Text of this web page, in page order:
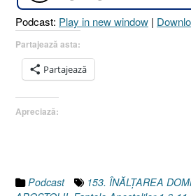
Apostolilor
1.6-
Podcast: Play in new window |
Partajează asta:
Partajează
Apreciază:
Podcast
153. ÎNĂLŢAREA